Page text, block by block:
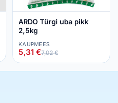
ARDO Türgi uba pikk
2,5kg
KAUPMEES
5,31 €7,02 €